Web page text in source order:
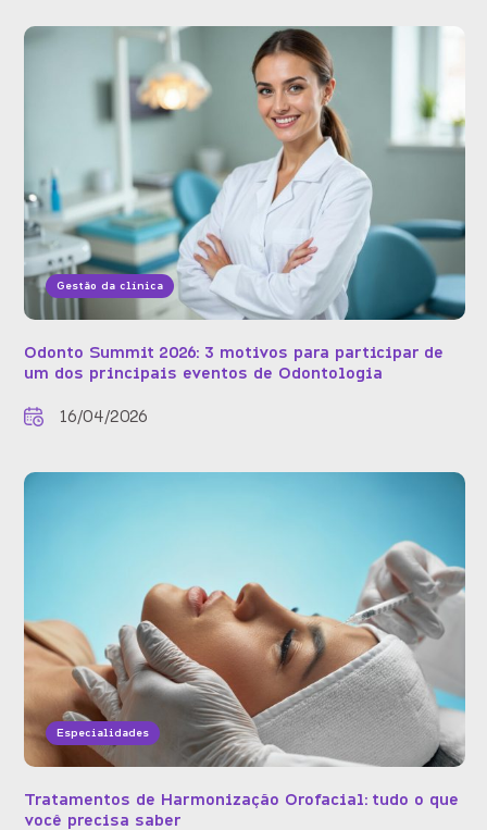
Gestão da clínica
Odonto Summit 2026: 3 motivos para participar de
um dos principais eventos de Odontologia
16/04/2026
Especialidades
Tratamentos de Harmonização Orofacial: tudo o que
você precisa saber